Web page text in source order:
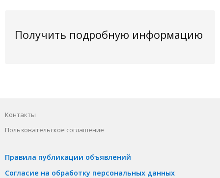
Получить подробную информацию
Контакты
Пользовательское соглашение
Правила публикации объявлений
Согласие на обработку персональных данных